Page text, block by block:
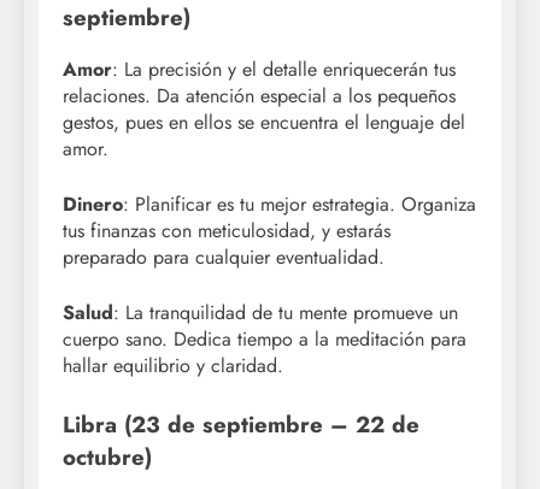
septiembre)
Amor: La precisión y el detalle enriquecerán tus
relaciones. Da atención especial a los pequeños
gestos, pues en ellos se encuentra el lenguaje del
amor.
Dinero: Planificar es tu mejor estrategia. Organiza
tus finanzas con meticulosidad, y estarás
preparado para cualquier eventualidad.
Salud: La tranquilidad de tu mente promueve un
cuerpo sano. Dedica tiempo a la meditación para
hallar equilibrio y claridad.
Libra (23 de septiembre – 22 de
octubre)